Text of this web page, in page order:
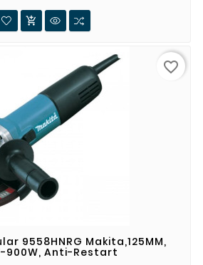

9558HNRG Makita,125MM,
900W, Anti-Restart
favorite_border